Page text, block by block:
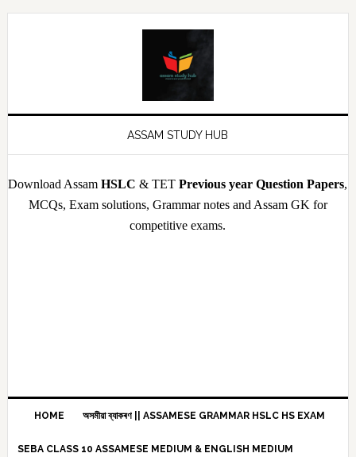
Skip
Skip
Skip
Skip
ASSAM STUDY HUB
Download AssamHSLC & TETPrevious year Question Papers,
MCQs, Exam solutions, Grammar notes and Assam GK for
competitive exams.
HOME অসমীয়া ব্যাকৰণ || ASSAMESE GRAMMAR HSLC HS EXAM
SEBA CLASS 10 ASSAMESE MEDIUM & ENGLISH MEDIUM